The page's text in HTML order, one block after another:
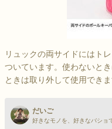
リュックの両サイドにはト
ついています。使わないと
ときは取り外して使用できま
だいご
好きなモノを、好きなバショ